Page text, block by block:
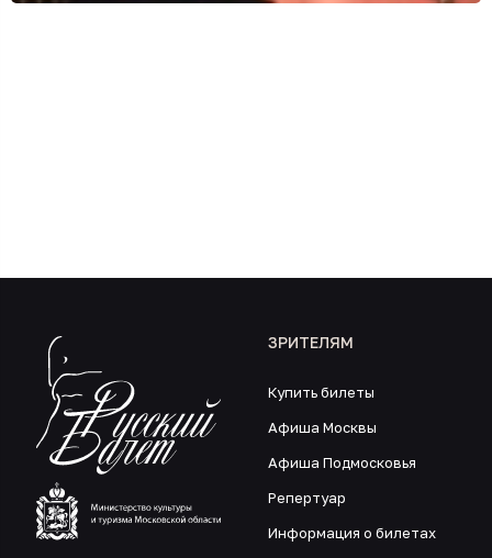
ЗРИТЕЛЯМ
Купить билеты
Афиша Москвы
Афиша Подмосковья
Репертуар
Информация о билетах